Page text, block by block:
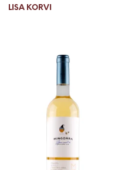
LISA KORVI